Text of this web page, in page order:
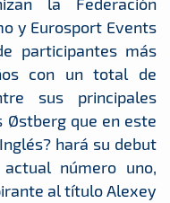
y Eurosport Events
participantes más
con un total de
sus principales
Østberg que en este
hará su debut
número uno,
al título Alexey